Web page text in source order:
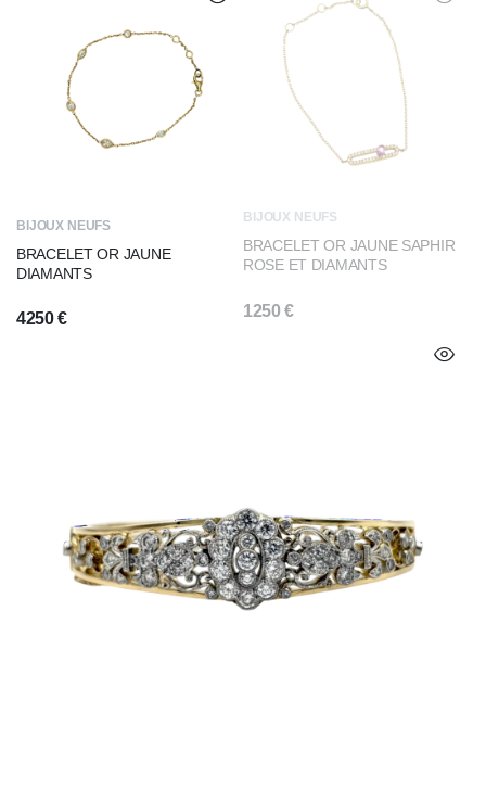
BIJOUX NEUFS
BRACELET OR JAUNE
DIAMANTS
4250€
BIJOUX NEUFS
BRACELET OR JAUNE SAPHIR
ROSE ET DIAMANTS
1250€